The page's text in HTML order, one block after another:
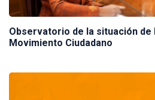
Observatorio de la situación de
Movimiento Ciudadano